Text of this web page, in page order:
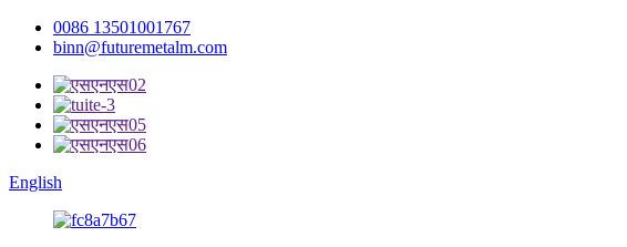
0086 13501001767
binn@futuremetalm.com
English